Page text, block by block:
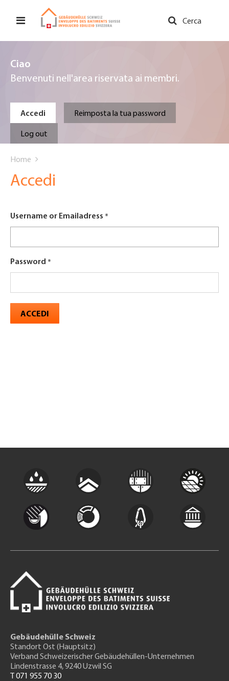
contenuto
principale
Cerca
Ciao
Benvenuti nell'area riservata ai membri.
Primary
tabs
Accedi Reimposta la tua password
Log out
are
here
Home
Accedi
Username or Emailadress
Password
ACCEDI
Gebäudehülle Schweiz
Standort Ost (Hauptsitz)
Verband Schweizerischer Gebäudehüllen-Unternehmen
Lindenstrasse 4, 9240 Uzwil SG
T 071 955 70 30